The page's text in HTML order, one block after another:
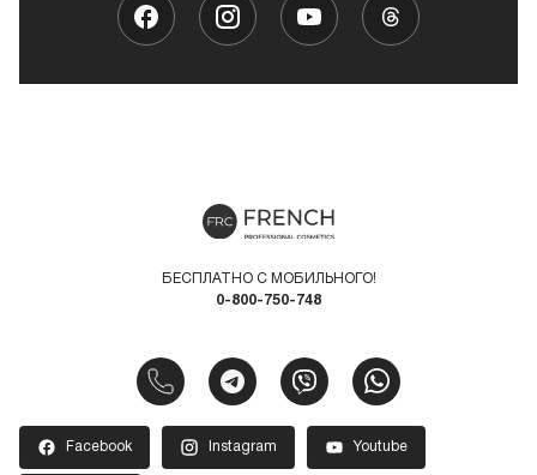
БЕСПЛАТНО С МОБИЛЬНОГО!
0-800-750-748
Facebook Instagram Youtube